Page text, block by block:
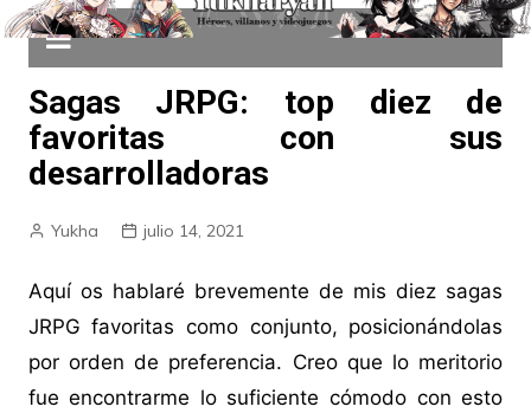
Sagas JRPG: top diez de
favoritas con sus
desarrolladoras
Yukha julio 14, 2021
Aquí os hablaré brevemente de mis diez sagas
JRPG favoritas como conjunto, posicionándolas
por orden de preferencia. Creo que lo meritorio
fue encontrarme lo suficiente cómodo con esto